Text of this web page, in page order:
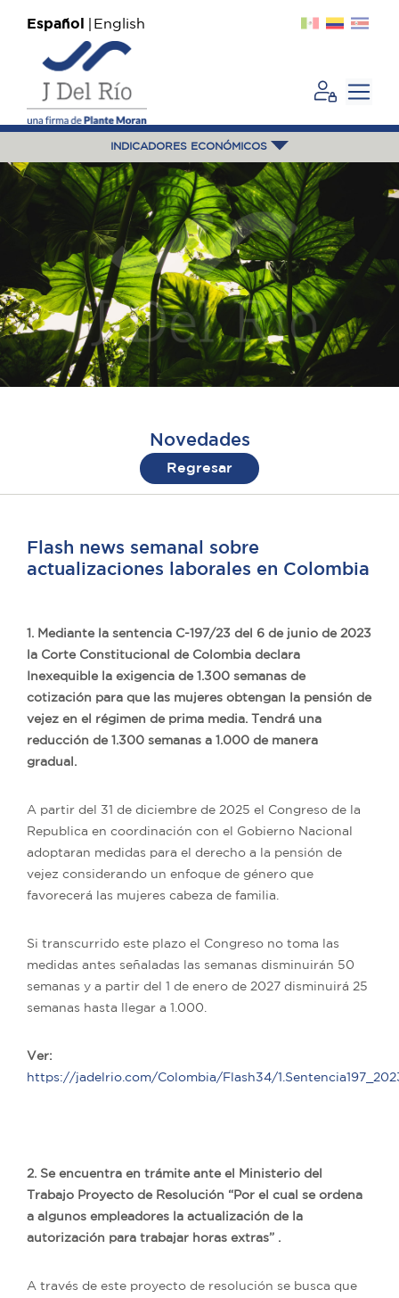
Español English
INDICADORES ECONÓMICOS
Novedades
Regresar
Flash news semanal sobre
actualizaciones laborales en Colombia
1. Mediante la sentencia C-197/23 del 6 de junio de 2023
la Corte Constitucional de Colombia declara
Inexequible la exigencia de 1.300 semanas de
cotización para que las mujeres obtengan la pensión de
vejez en el régimen de prima media. Tendrá una
reducción de 1.300 semanas a 1.000 de manera
gradual.
A partir del 31 de diciembre de 2025 el Congreso de la
Republica en coordinación con el Gobierno Nacional
adoptaran medidas para el derecho a la pensión de
vejez considerando un enfoque de género que
favorecerá las mujeres cabeza de familia.
Si transcurrido este plazo el Congreso no toma las
medidas antes señaladas las semanas disminuirán 50
semanas y a partir del 1 de enero de 2027 disminuirá 25
semanas hasta llegar a 1.000.
Ver:
https://jadelrio.com/Colombia/Flash34/
2. Se encuentra en trámite ante el Ministerio del
Trabajo Proyecto de Resolución “Por el cual se ordena
a algunos empleadores la actualización de la
autorización para trabajar horas extras” .
A través de este proyecto de resolución se busca que